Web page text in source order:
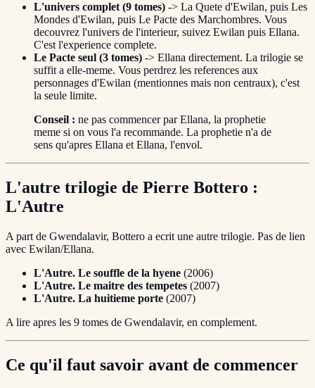
L'univers complet (9 tomes) -> La Quete d'Ewilan, puis Les
Mondes d'Ewilan, puis Le Pacte des Marchombres. Vous
decouvrez l'univers de l'interieur, suivez Ewilan puis Ellana.
C'est l'experience complete.
Le Pacte seul (3 tomes) -> Ellana directement. La trilogie se
suffit a elle-meme. Vous perdrez les references aux
personnages d'Ewilan (mentionnes mais non centraux), c'est
la seule limite.
Conseil : ne pas commencer par Ellana, la prophetie
meme si on vous l'a recommande. La prophetie n'a de
sens qu'apres Ellana et Ellana, l'envol.
L'autre trilogie de Pierre Bottero :
L'Autre
A part de Gwendalavir, Bottero a ecrit une autre trilogie. Pas de lien
avec Ewilan/Ellana.
L'Autre. Le souffle de la hyene (2006)
L'Autre. Le maitre des tempetes (2007)
L'Autre. La huitieme porte (2007)
A lire apres les 9 tomes de Gwendalavir, en complement.
Ce qu'il faut savoir avant de commencer